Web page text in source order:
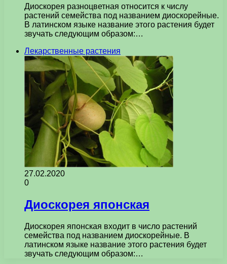
Диоскорея разноцветная относится к числу
растений семейства под названием диоскорейные.
В латинском языке название этого растения будет
звучать следующим образом:…
Лекарственные растения
27.02.2020
0
Диоскорея японская
Диоскорея японская входит в число растений
семейства под названием диоскорейные. В
латинском языке название этого растения будет
звучать следующим образом:…